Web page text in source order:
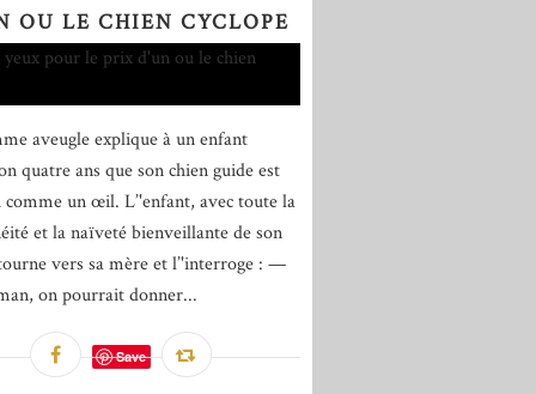
OU LE CHIEN CYCLOPE
aveugle explique à un enfant
quatre ans que son chien guide est
un œil. L’'enfant, avec toute la
et la naïveté bienveillante de son
vers sa mère et l’'interroge : —
on pourrait donner...
Save